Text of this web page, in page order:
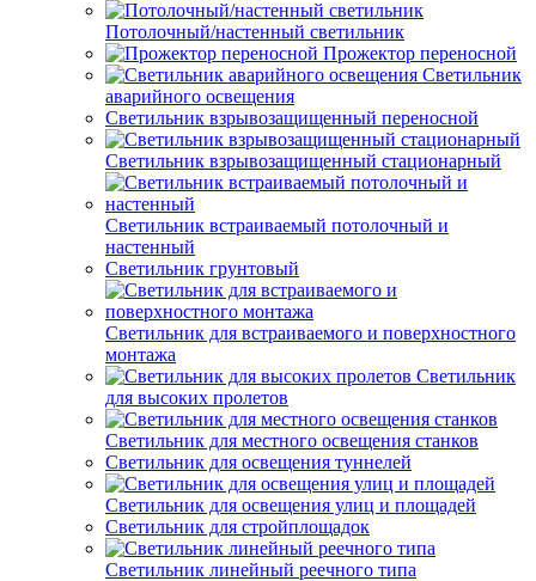
Потолочный/настенный светильник
Прожектор переносной
Светильник
аварийного освещения
Светильник взрывозащищенный переносной
Светильник взрывозащищенный стационарный
Светильник встраиваемый потолочный и
настенный
Светильник грунтовый
Светильник для встраиваемого и поверхностного
монтажа
Светильник
для высоких пролетов
Светильник для местного освещения станков
Светильник для освещения туннелей
Светильник для освещения улиц и площадей
Светильник для стройплощадок
Светильник линейный реечного типа